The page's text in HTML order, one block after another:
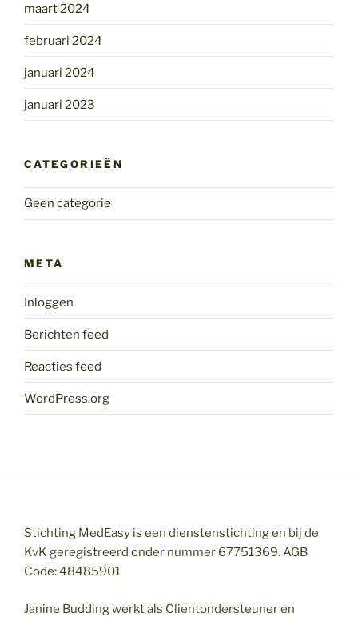
maart 2024
februari 2024
januari 2024
januari 2023
CATEGORIEËN
Geen categorie
META
Inloggen
Berichten feed
Reacties feed
WordPress.org
Stichting MedEasy is een dienstenstichting en bij de
KvK geregistreerd onder nummer 67751369. AGB
Code: 48485901
Janine Budding werkt als Clientondersteuner en